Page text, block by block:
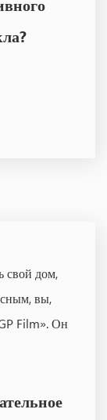
свой дом,
вы,
Film». Он